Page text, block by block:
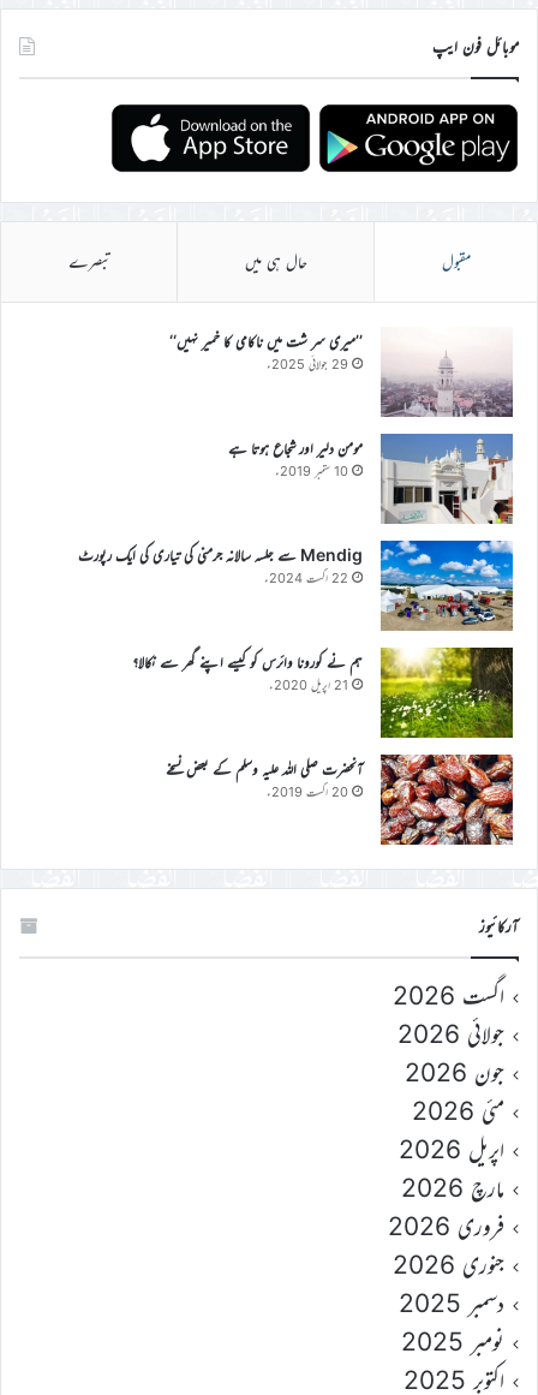
موبائل فون ایپ
مقبول حال ہی میں تبصرے
’’میری سر شت میں ناکامی کا خمیر نہیں‘‘
29 جولائی 2025ء
مومن دلیر اور شجاع ہوتا ہے
10 ستمبر 2019ء
Mendig سے جلسہ سالانہ جرمنی کی تیاری کی ایک رپورٹ
22 اگست 2024ء
ہم نے کورونا وائرس کو کیسے اپنے گھر سے نکالا؟
21 اپریل 2020ء
آنحضرت صلی اللہ علیہ وسلم کے بعض نسخے
20 اگست 2019ء
آرکائیوز
اگست 2026
جولائی 2026
جون 2026
مئی 2026
اپریل 2026
مارچ 2026
فروری 2026
جنوری 2026
دسمبر 2025
نومبر 2025
اکتوبر 2025